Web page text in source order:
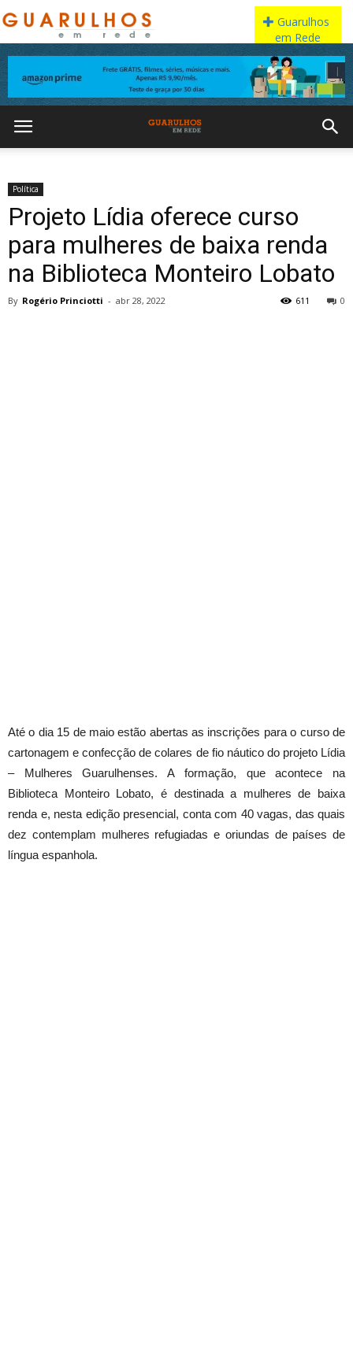
Política
Projeto Lídia oferece curso
para mulheres de baixa renda
na Biblioteca Monteiro Lobato
By Rogério Princiotti - abr 28, 2022 0
611
Até o dia 15 de maio estão abertas as inscrições para o curso de
cartonagem e confecção de colares de fio náutico do projeto Lídia
– Mulheres Guarulhenses. A formação, que acontece na
Biblioteca Monteiro Lobato, é destinada a mulheres de baixa
renda e, nesta edição presencial, conta com 40 vagas, das quais
dez contemplam mulheres refugiadas e oriundas de países de
língua espanhola.